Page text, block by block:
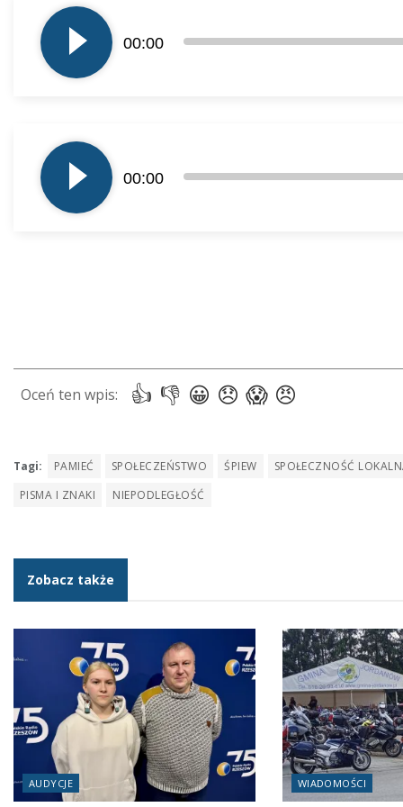
plików
dźwiękowych
00:00
plików
dźwiękowych
00:00
Tagi: PAMIEĆ SPOŁECZEŃSTWO ŚPIEW SPOŁECZNOŚĆ
PISMA I ZNAKI
NIEPODLEGŁOŚĆ
Zobacz także
AUDYCJE WIADOMOŚCI